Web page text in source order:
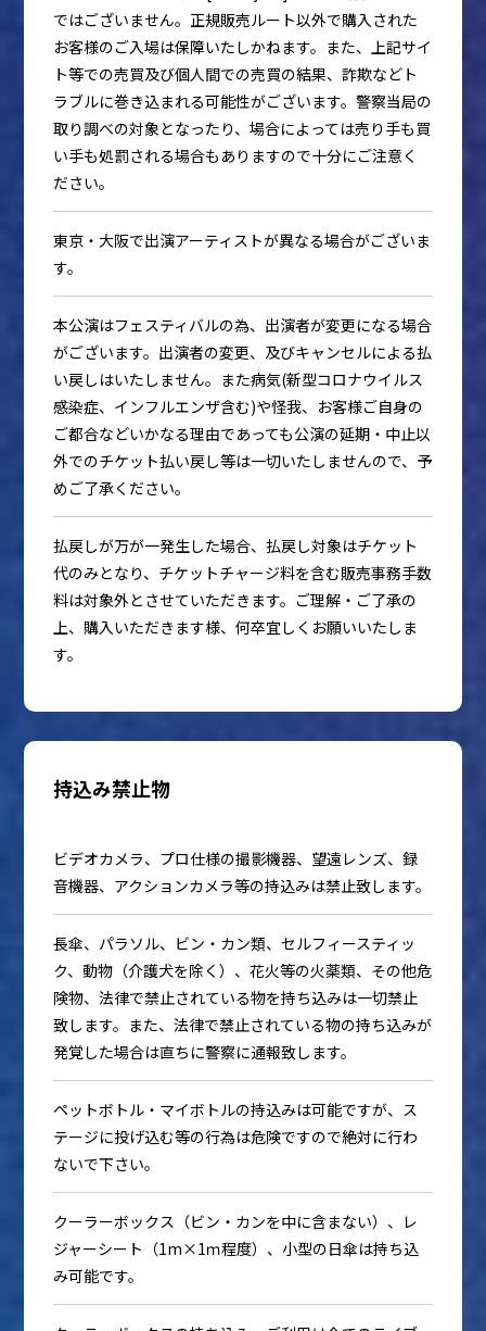
ではございません。正規販売ルート以外で購入された
お客様のご入場は保障いたしかねます。また、上記サイ
ト等での売買及び個人間での売買の結果、詐欺などト
ラブルに巻き込まれる可能性がございます。警察当局の
取り調べの対象となったり、場合によっては売り手も買
い手も処罰される場合もありますので十分にご注意く
ださい。
東京・大阪で出演アーティストが異なる場合がございま
す。
本公演はフェスティバルの為、出演者が変更になる場合
がございます。出演者の変更、及びキャンセルによる払
い戻しはいたしません。また病気(新型コロナウイルス
感染症、インフルエンザ含む)や怪我、お客様ご自身の
ご都合などいかなる理由であっても公演の延期・中止以
外でのチケット払い戻し等は一切いたしませんので、予
めご了承ください。
払戻しが万が一発生した場合、払戻し対象はチケット
代のみとなり、チケットチャージ料を含む販売事務手数
料は対象外とさせていただきます。ご理解・ご了承の
上、購入いただきます様、何卒宜しくお願いいたしま
す。
持込み禁止物
ビデオカメラ、プロ仕様の撮影機器、望遠レンズ、録
音機器、アクションカメラ等の持込みは禁止致します。
長傘、パラソル、ビン・カン類、セルフィースティッ
ク、動物（介護犬を除く）、花火等の火薬類、その他危
険物、法律で禁止されている物を持ち込みは一切禁止
致します。また、法律で禁止されている物の持ち込みが
発覚した場合は直ちに警察に通報致します。
ペットボトル・マイボトルの持込みは可能ですが、ス
テージに投げ込む等の行為は危険ですので絶対に行わ
ないで下さい。
クーラーボックス（ビン・カンを中に含まない）、レ
ジャーシート（1m×1ｍ程度）、小型の日傘は持ち込
み可能です。